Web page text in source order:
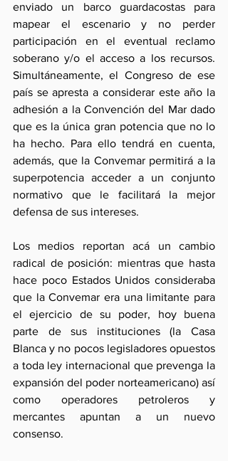
enviado un barco guardacostas para
mapear el escenario y no perder
participación en el eventual reclamo
soberano y/o el acceso a los recursos.
Simultáneamente, el Congreso de ese
país se apresta a considerar este año la
adhesión a la Convención del Mar dado
que es la única gran potencia que no lo
ha hecho. Para ello tendrá en cuenta,
además, que la Convemar permitirá a la
superpotencia acceder a un conjunto
normativo que le facilitará la mejor
defensa de sus intereses.
Los medios reportan acá un cambio
radical de posición: mientras que hasta
hace poco Estados Unidos consideraba
que la Convemar era una limitante para
el ejercicio de su poder, hoy buena
parte de sus instituciones (la Casa
Blanca y no pocos legisladores opuestos
a toda ley internacional que prevenga la
expansión del poder norteamericano) así
como operadores petroleros y
mercantes apuntan a un nuevo
consenso.